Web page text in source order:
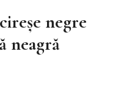
negre
neagră